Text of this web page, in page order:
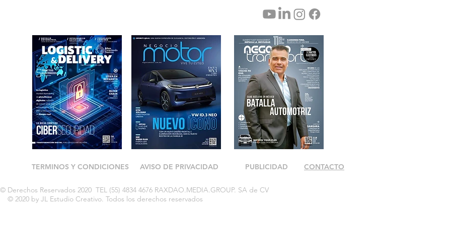
TERMINOS Y CONDICIONES AVISO DE PRIVACIDAD PUBLICIDAD CONTACTO
Derechos Reservados 2020 TEL (55) 4834 4676 RAXDAO.MEDIA.GROUP. SA de CV
© 2020 by JL Estudio Creativo. Todos los derechos reservados